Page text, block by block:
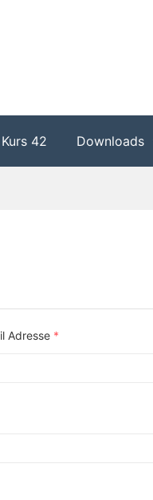
Kurs 42 Downloads
Adresse *